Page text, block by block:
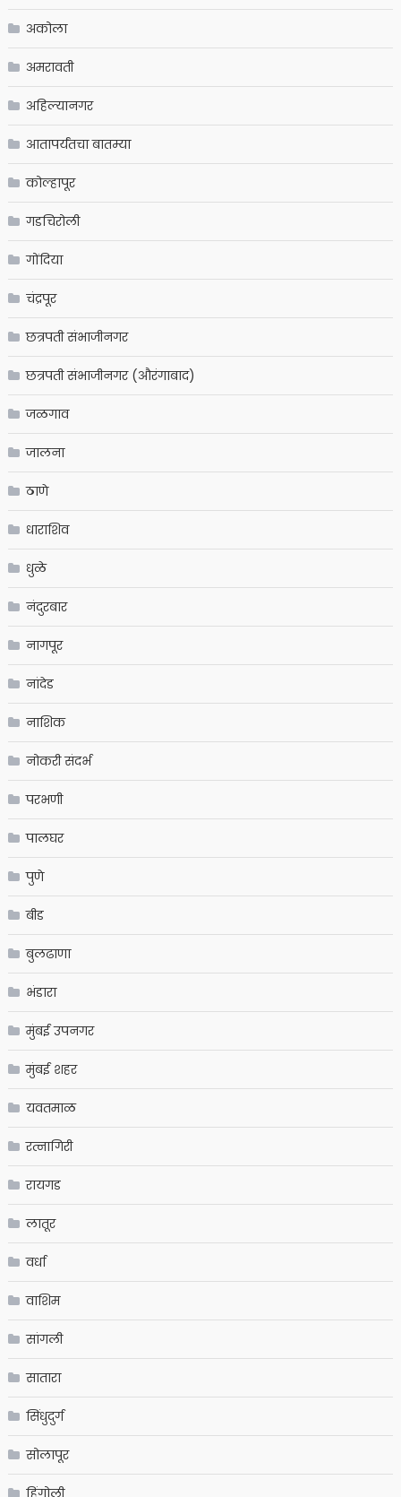
अकोला
अमरावती
अहिल्यानगर
आतापर्यंतचा बातम्या
कोल्हापूर
गडचिरोली
गोंदिया
चंद्रपूर
छत्रपती संभाजीनगर
छत्रपती संभाजीनगर (औरंगाबाद)
जळगाव
जालना
ठाणे
धाराशिव
धुळे
नंदुरबार
नागपूर
नांदेड
नाशिक
नोकरी संदर्भ
परभणी
पालघर
पुणे
बीड
बुलढाणा
भंडारा
मुंबई उपनगर
मुंबई शहर
यवतमाळ
रत्नागिरी
रायगड
लातूर
वर्धा
वाशिम
सांगली
सातारा
सिंधुदुर्ग
सोलापूर
हिंगोली